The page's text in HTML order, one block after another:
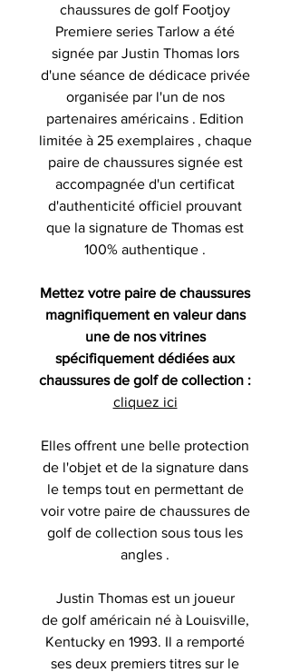
chaussures de golf Footjoy
Premiere series Tarlow a été
signée par Justin Thomas lors
d'une séance de dédicace privée
organisée par l'un de nos
partenaires américains . Edition
limitée à 25 exemplaires , chaque
paire de chaussures signée est
accompagnée d'un certificat
d'authenticité officiel prouvant
que la signature de Thomas est
100% authentique .
Mettez votre paire de chaussures
magnifiquement en valeur dans
une de nos vitrines
spécifiquement dédiées aux
chaussures de golf de collection :
cliquez ici
Elles offrent une belle protection
de l'objet et de la signature dans
le temps tout en permettant de
voir votre paire de chaussures de
golf de collection sous tous les
angles .
Justin Thomas est un joueur
de golf américain né à Louisville,
Kentucky en 1993. Il a remporté
ses deux premiers titres sur le